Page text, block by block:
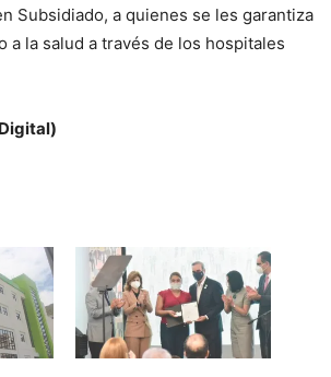
Subsidiado, a quienes se les garantiza
a la salud a través de los hospitales
Digital)